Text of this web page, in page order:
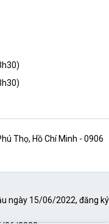
Thọ, Hồ Chí Minh - 0906
ngày 15/06/2022, đăng ký